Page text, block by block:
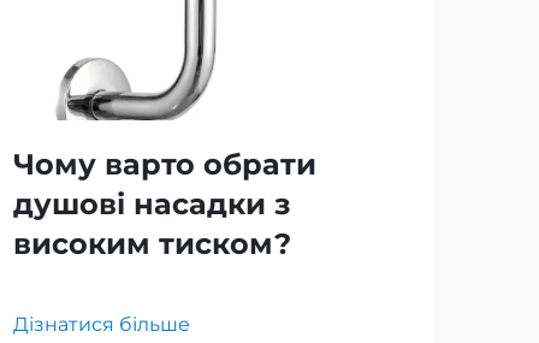
Чому варто обрати
душові насадки з
високим тиском?
Дізнатися більше